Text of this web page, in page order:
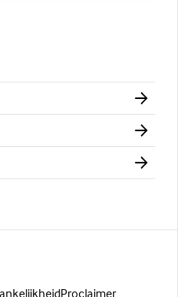
Proclaimer